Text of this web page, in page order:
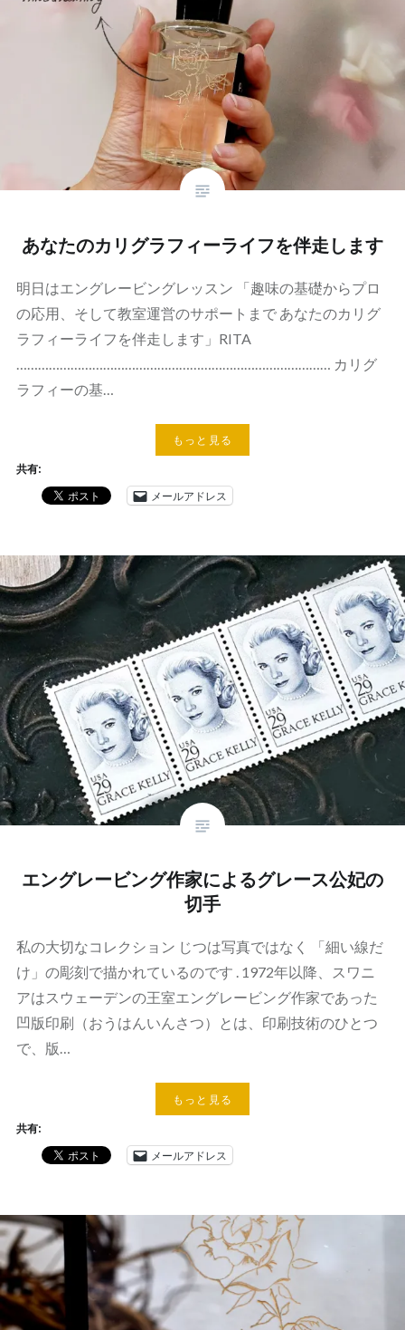
あなたのカリグラフィーライフを伴走します
明日はエングレービングレッスン 「趣味の基礎からプロ
の応用、そして教室運営のサポートまで あなたのカリグ
ラフィーライフを伴走します」RITA
…………………………………………………………………………… カリグ
ラフィーの基…
もっと見る
共有:
メールアドレス
エングレービング作家によるグレース公妃の
切手
私の大切なコレクション じつは写真ではなく 「細い線だ
け」の彫刻で描かれているのです . 1972年以降、スワニ
アはスウェーデンの王室エングレービング作家であった
凹版印刷（おうはんいんさつ）とは、印刷技術のひとつ
で、版…
もっと見る
共有:
メールアドレス